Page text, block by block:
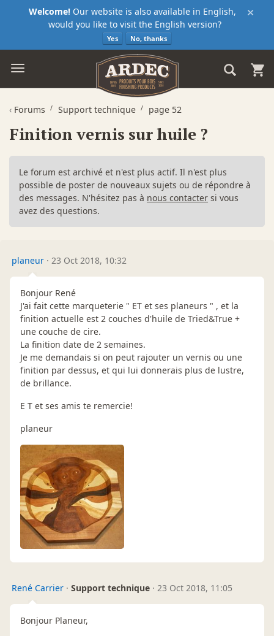
×
Welcome! Our website is also available in English,
would you like to visit the English version?
Yes No, thanks
‹ Forums Support technique page 52
Finition vernis sur huile ?
Le forum est archivé et n'est plus actif. Il n'est plus
possible de poster de nouveaux sujets ou de répondre à
des messages. N'hésitez pas à nous contacter si vous
avez des questions.
planeur · 23 Oct 2018, 10:32
Bonjour René
J'ai fait cette marqueterie " ET et ses planeurs " , et la
finition actuelle est 2 couches d'huile de Tried&True +
une couche de cire.
La finition date de 2 semaines.
Je me demandais si on peut rajouter un vernis ou une
finition par dessus, et qui lui donnerais plus de lustre,
de brillance.
E T et ses amis te remercie!
planeur
René Carrier · Support technique · 23 Oct 2018, 11:05
Bonjour Planeur,